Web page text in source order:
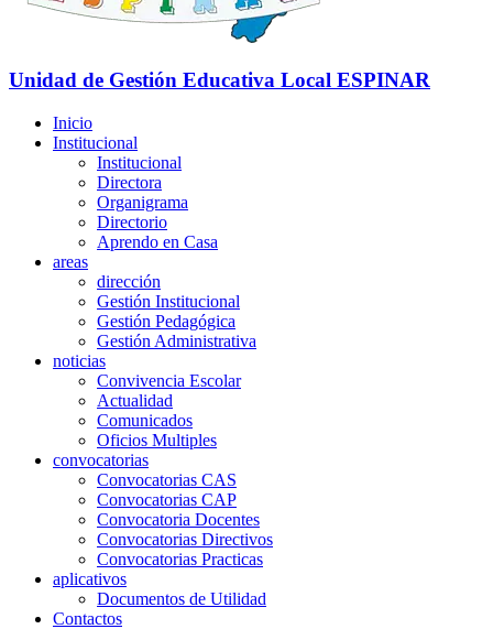
Unidad de Gestión Educativa Local ESPINAR
Inicio
Institucional
Institucional
Directora
Organigrama
Directorio
Aprendo en Casa
areas
dirección
Gestión Institucional
Gestión Pedagógica
Gestión Administrativa
noticias
Convivencia Escolar
Actualidad
Comunicados
Oficios Multiples
convocatorias
Convocatorias CAS
Convocatorias CAP
Convocatoria Docentes
Convocatorias Directivos
Convocatorias Practicas
aplicativos
Documentos de Utilidad
Contactos